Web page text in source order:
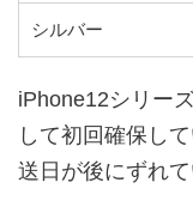
シルバー
iPhone12シリー
して初回確保し
送日が後にずれて